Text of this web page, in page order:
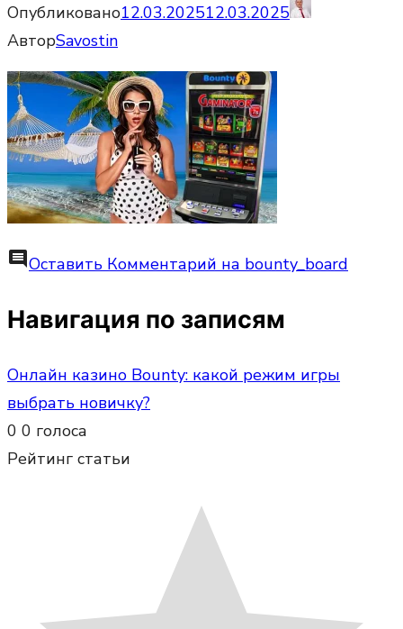
Опубликовано12.03.202512.03.2025
АвторSavostin
commentОставить Комментарий на bounty_board
Навигация по записям
Онлайн казино Bounty: какой режим игры
выбрать новичку?
0 0 голоса
Рейтинг статьи